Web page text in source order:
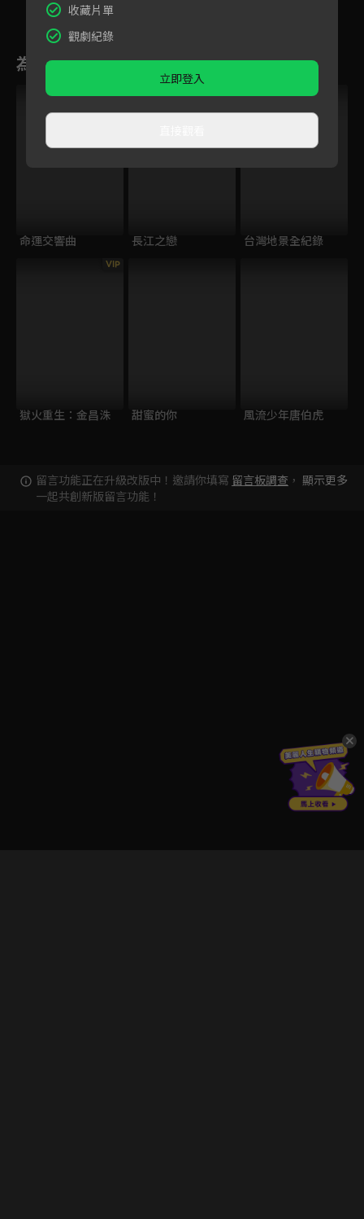
為您推薦
命運交響曲 長江之戀 台灣地景全紀錄
VIP
獄火重生：金昌洙 甜蜜的你 風流少年唐伯虎
留言功能正在升級改版中！邀請你填寫 留言板調查 ，
一起共創新版留言功能！
顯示更多
收藏片單
觀劇紀錄
立即登入